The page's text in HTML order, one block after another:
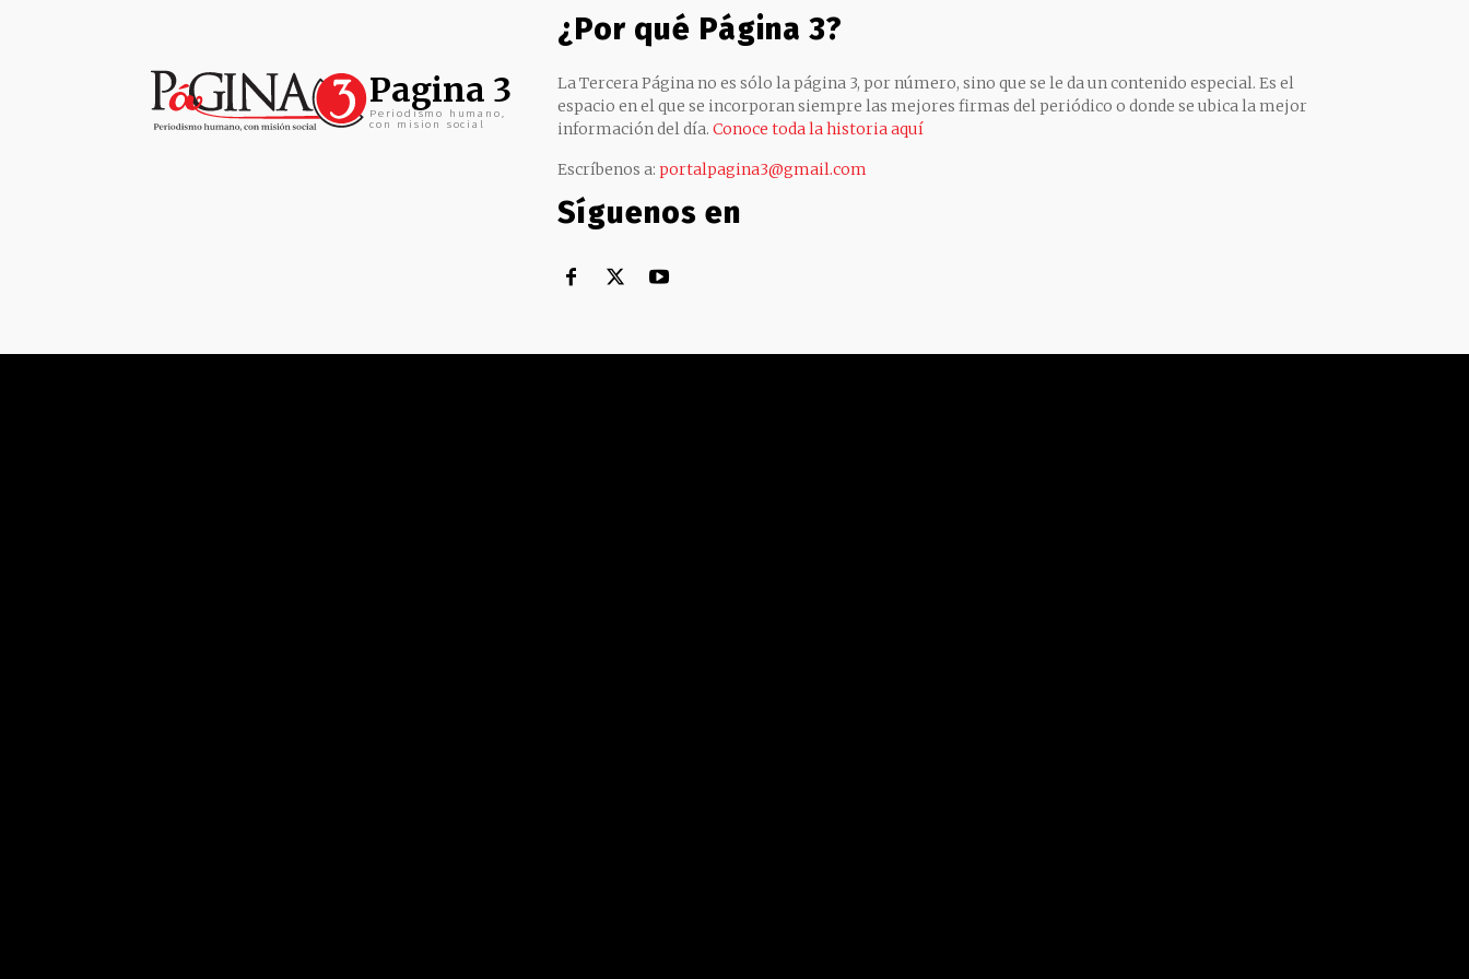
Pagina 3
Periodismo humano,
con mision social
¿Por qué Página 3?
La Tercera Página no es sólo la página 3, por número, sino que se le da un contenido especial. Es el
espacio en el que se incorporan siempre las mejores firmas del periódico o donde se ubica la mejor
información del día. Conoce toda la historia aquí
Escríbenos a: portalpagina3@gmail.com
Síguenos en